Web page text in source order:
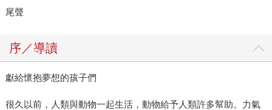
尾聲
序／導讀
獻給懷抱夢想的孩子們
很久以前，人類與動物一起生活，動物給予人類許多幫助。力氣